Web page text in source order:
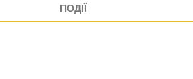
ПОДІЇ